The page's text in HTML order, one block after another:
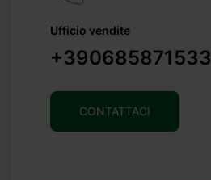
Ufficio vendite
+390685871533
CONTATTACI